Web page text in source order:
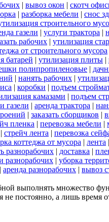
| вывоз окон | скотч
| разборка мебели | снос
строительного
газели | услуги трактора |
рабочих | утилизация
от строительного мусора
батарей | утилизация плиты |
полипропиленовые |
| нанять рабочих |
| коробки | подъем
камазами | подъем
газели | аренда трактора |
| заказать сборщиков |
пленка | перевозка мебели |
| стрейч лента | перевозка
коттеджа от мусора | лента |
разнорабочих | доставка |
разнорабочих | уборка
| аренда разнорабочих | вывоз
выполнять множество
постоянно, а лишь время